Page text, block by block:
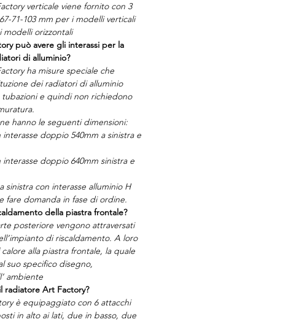
verticale viene fornito con 3
71-103 mm per i modelli verticali
modelli orizzontali
può avere gli interassi per la
di alluminio?
ha misure speciale che
dei radiatori di alluminio
tubazioni e quindi non richiedono
hanno le seguenti dimensioni:
doppio 540mm a sinistra e
interasse doppio 640mm sinistra e
sinistra con interasse alluminio H
fare domanda in fase di ordine.
della piastra frontale?
posteriore vengono attraversati
di riscaldamento. A loro
alla piastra frontale, la quale
suo specifico disegno,
ambiente
radiatore Art Factory?
è equipaggiato con 6 attacchi
in alto ai lati, due in basso, due